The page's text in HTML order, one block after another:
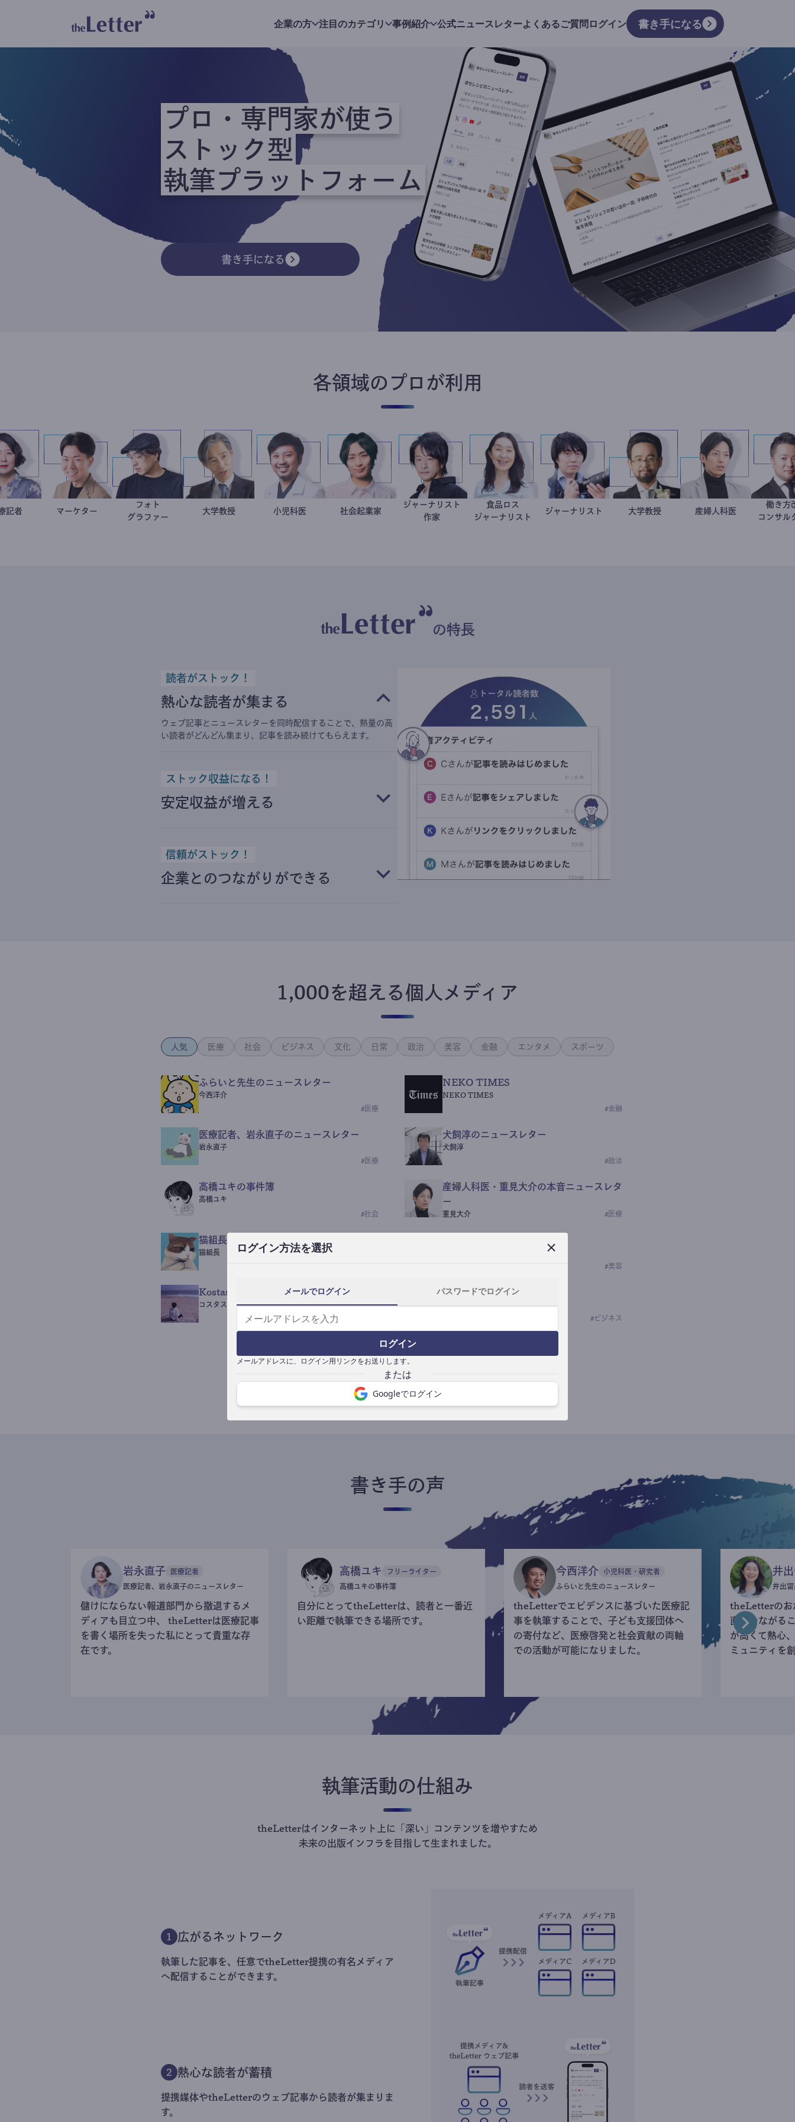
ログイン方法を選択
メールでログイン パスワードでログイン
ログイン
メールアドレスに、ログイン用リンクをお送りします。
Googleでログイン
企業の方 注目のカテゴリ 事例紹介 公式ニュースレターよくあるご質問ログイン 書き手になる
プロ・専門家が使う
ストック型
執筆プラットフォーム
書き手になる
各領域のプロが利用
岩永直子
医療記者 室谷良平
マーケター
グラファー
加藤忠史
大学教授 今西洋介
小児科医 駒崎弘樹
社会起業家 鈴木エイト
ジャーナリスト
井出留美
食品ロス
ジャーナリスト
志葉玲
ジャーナリスト 金谷一朗
大学教授 重見大介
産婦人科医
の特長
読者がストック！
熱心な読者が集まる
ウェブ記事とニュースレターを同時配信することで、熱量の高
い読者がどんどん集まり、記事を読み続けてもらえます。
ストック収益になる！
安定収益が増える
信頼がストック！
企業とのつながりができる
1,000を超える個人メディア
人気 医療 社会 ビジネス 文化 日常 政治 美容 金融 エンタメ スポーツ
ふらいと先生のニュースレター
今西洋介
# 医療
NEKO TIMES
NEKO TIMES
#金融
医療記者、岩永直子のニュースレター
岩永直子
# 医療
犬飼淳のニュースレター
犬飼淳
#政治
高橋ユキの事件簿
高橋ユキ
#社会
産婦人科医・重見大介の本音ニュースレタ
ー
重見大介 # 医療
猫組長POST
猫組長
なつなつ（化粧品・皮膚科学の研究者）
#美容
Kostas Beauty News
コスタス
ｺｯｶﾗSaaS
# ビジネス
書き手になる
書き手の声
岩永直子 医療記者
医療記者、岩永直子のニュースレター
儲けにならない報道部門から撤退するメ
ディアも目立つ中、 theLetterは医療記事
を書く場所を失った私にとって貴重な存
在です。
高橋ユキ フリーライター
高橋ユキの事件簿
自分にとってtheLetterは、読者と一番近
い距離で執筆できる場所です。
今西洋介 小児科医・研究者
ふらいと先生のニュースレター
theLetterでエビデンスに基づいた医療記
事を執筆することで、子ども支援団体へ
の寄付など、医療啓発と社会貢献の両軸
での活動が可能になりました。
井
井出
theLetterのお
直接つながる
が高くて熱心
ミュニティを
執筆活動の仕組み
theLetterはインターネット上に「深い」コンテンツを増やすため
未来の出版インフラを目指して生まれました。
1 広がるネットワーク
執筆した記事を、任意でtheLetter提携の有名メディア
へ配信することができます。
2 熱心な読者が蓄積
提携媒体やtheLetterのウェブ記事から読者が集まりま
す。